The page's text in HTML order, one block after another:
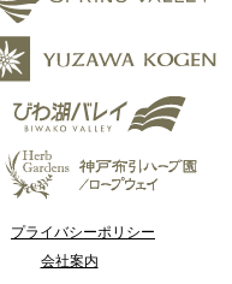
プライバシーポリシー
会社案内